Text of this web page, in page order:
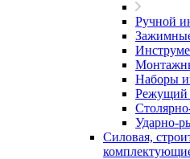
Ручной
Наборы
Режущий
Ударно-
Силовая,